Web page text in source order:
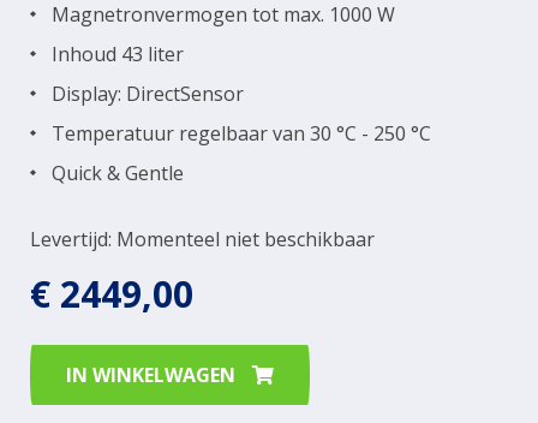
Levertijd: Momenteel niet beschikbaar
Magnetronvermogen tot max. 1000 W
Inhoud 43 liter
Display: DirectSensor
Temperatuur regelbaar van 30 °C - 250 °C
Quick & Gentle
€ 2449,00
IN WINKELWAGEN